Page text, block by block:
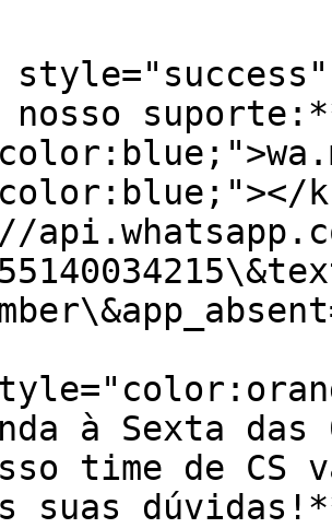
nosso
à Sexta
time de
suas